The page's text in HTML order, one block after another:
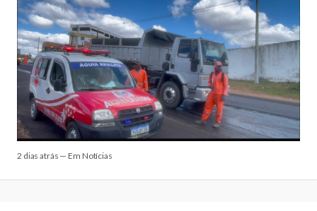
2 dias atrás — Em Notícias